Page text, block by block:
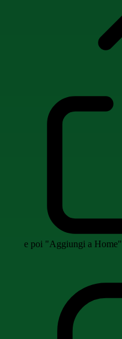
e poi "Aggiungi a Home"